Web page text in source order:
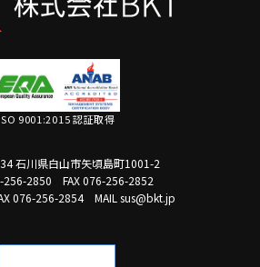
9001:2015 認証取得
石川県白山市矢頃島町1001-2
256-2850
FAX 076-256-2852
076-256-2854
MAIL sus@bkt.jp